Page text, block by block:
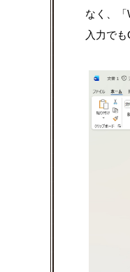
なく、
入力でも